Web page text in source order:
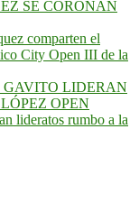
SE CORONAN
comparten el
City Open III de la
GAVITO LIDERAN
OPEN
lideratos rumbo a la